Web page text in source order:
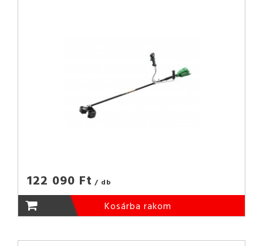
122 090 Ft / db
Kosárba rakom